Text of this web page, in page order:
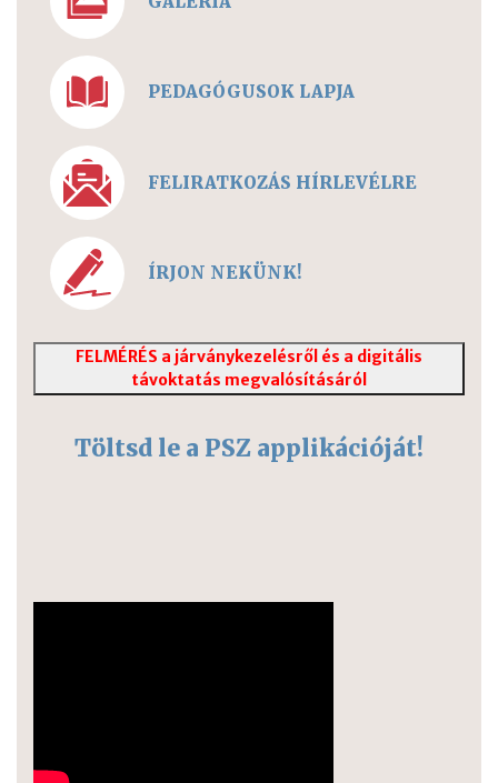
PEDAGÓGUSOK LAPJA
FELIRATKOZÁS HÍRLEVÉLRE
ÍRJON NEKÜNK!
FELMÉRÉS a járványkezelésről és a digitális
távoktatás megvalósításáról
Töltsd le a PSZ applikációját!